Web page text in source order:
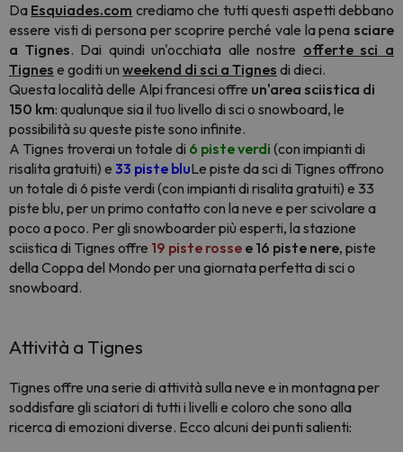
Da Esquiades.com crediamo che tutti questi aspetti debbano
essere visti di persona per scoprire perché vale la pena sciare
a Tignes. Dai quindi un'occhiata alle nostre offerte sci a
Tignes e goditi un weekend di sci a Tignes di dieci.
Questa località delle Alpi francesi offre un'area sciistica di
150 km: qualunque sia il tuo livello di sci o snowboard, le
possibilità su queste piste sono infinite.
A Tignes troverai un totale di 6 piste verdi (con impianti di
risalita gratuiti) e 33 piste bluLe piste da sci di Tignes offrono
un totale di 6 piste verdi (con impianti di risalita gratuiti) e 33
piste blu, per un primo contatto con la neve e per scivolare a
poco a poco. Per gli snowboarder più esperti, la stazione
sciistica di Tignes offre 19 piste rosse e 16 piste nere, piste
della Coppa del Mondo per una giornata perfetta di sci o
snowboard.
Attività a Tignes
Tignes offre una serie di attività sulla neve e in montagna per
soddisfare gli sciatori di tutti i livelli e coloro che sono alla
ricerca di emozioni diverse. Ecco alcuni dei punti salienti: